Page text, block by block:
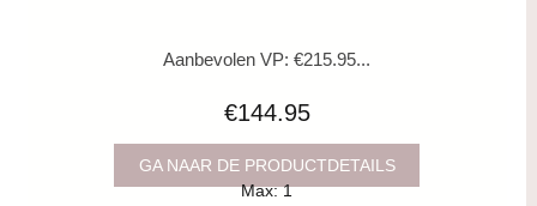
Aanbevolen VP: €215.95...
€144.95
GA NAAR DE PRODUCTDETAILS
Max: 1